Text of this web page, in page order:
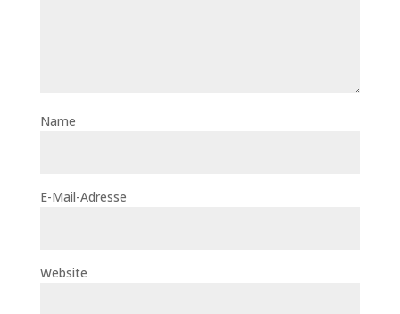
Name
E-Mail-Adresse
Website